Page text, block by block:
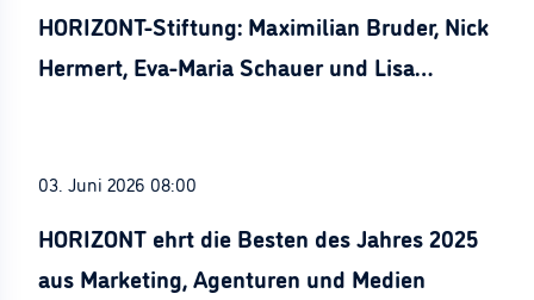
HORIZONT-Stiftung: Maximilian Bruder, Nick
Hermert, Eva-Maria Schauer und Lisa
03. Juni 2026 08:00
HORIZONT ehrt die Besten des Jahres 2025
aus Marketing, Agenturen und Medien